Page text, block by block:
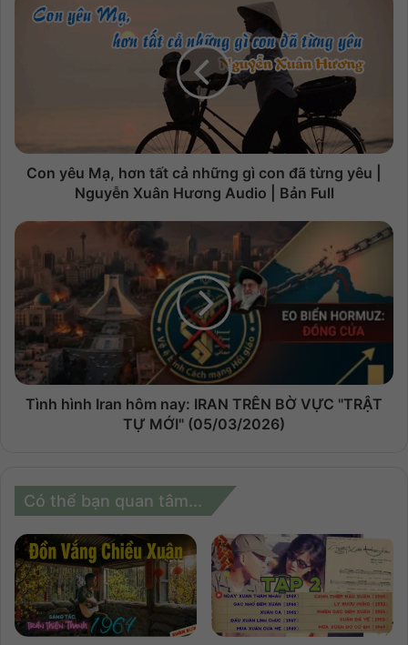
Con yêu Mạ, hơn tất cả những gì con đã từng yêu |
Nguyễn Xuân Hương Audio | Bản Full
Tình hình Iran hôm nay: IRAN TRÊN BỜ VỰC "TRẬT
TỰ MỚI" (05/03/2026)
Có thể bạn quan tâm...